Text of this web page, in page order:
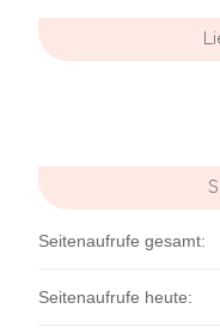
Seitenaufrufe gesamt:
Seitenaufrufe heute: